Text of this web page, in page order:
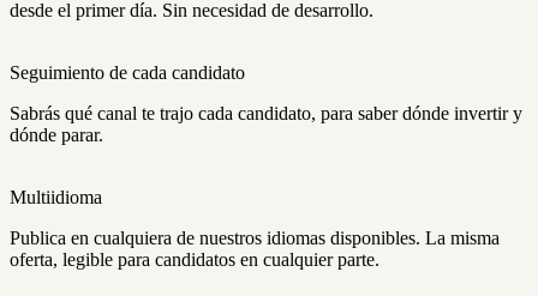
desde el primer día. Sin necesidad de desarrollo.
Seguimiento de cada candidato
Sabrás qué canal te trajo cada candidato, para saber dónde invertir y
dónde parar.
Multiidioma
Publica en cualquiera de nuestros idiomas disponibles. La misma
oferta, legible para candidatos en cualquier parte.